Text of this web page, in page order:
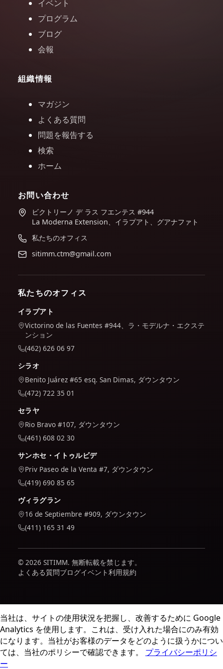
イベント
プログラム
ブログ
会報
組織情報
マガジン
よくある質問
問題を報告する
検索
ホーム
お問い合わせ
ビクトリーノ デ ラス フエンテス #944
La Moderna Extension、イラプアト、グアナファト
私たちのオフィス
sitimm.ctm@gmail.com
私たちのオフィス
イラプアト
Victorino de las Fuentes #944、ラ・モデルナ・エクステ
ンション
(462) 626 06 97
シラオ
Benito Juárez #65 esq. San Dimas, ダウンタウン
(472) 722 35 01
セラヤ
Rio Bravo #107, ダウンタウン
(461) 608 02 30
サンホセ・イトゥルビデ
Priv Paseo de la Venta #7, ダウンタウン
(419) 690 85 65
ヴィラグラン
16 de Septiembre #909, ダウンタウン
(411) 165 31 49
© 2026 SITIMM. 無断転載を禁じます。
よくある質問ブログイベント利用規約
当社は、サイトの使用状況を把握し、改善するために Google
Analytics を使用します。これは、受け入れた場合にのみ有効
になります。当社がお客様のデータをどのように扱うかについ
ては、当社のポリシーで確認できます。
プライバシーポリシ
ー